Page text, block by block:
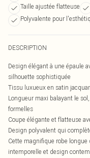
Taille ajustée flatteuse
Polyvalente pour
DESCRIPTION
Design élégant à une épaule
silhouette sophistiquée
Tissu luxueux en satin
Longueur maxi balayant le
formelles
Coupe élégante et flatteuse
Design polyvalent qui
Cette magnifique robe
intemporelle et design